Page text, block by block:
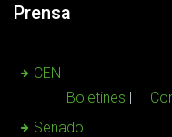
Prensa
CEN
Boletines
Senado